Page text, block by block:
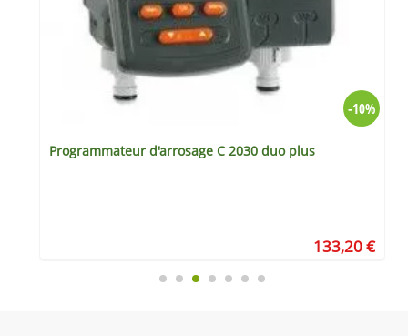
-10%
Programmateur d'arrosage C 2030 duo plus
133,20 €